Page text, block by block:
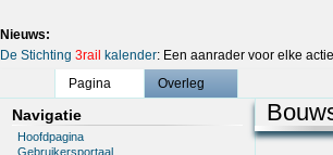
Nieuws:
De Stichting 3rail kalender: Een aanrader voor elke
Pagina
Overleg
Navigatie
Hoofdpagina
Gebruikersportaal